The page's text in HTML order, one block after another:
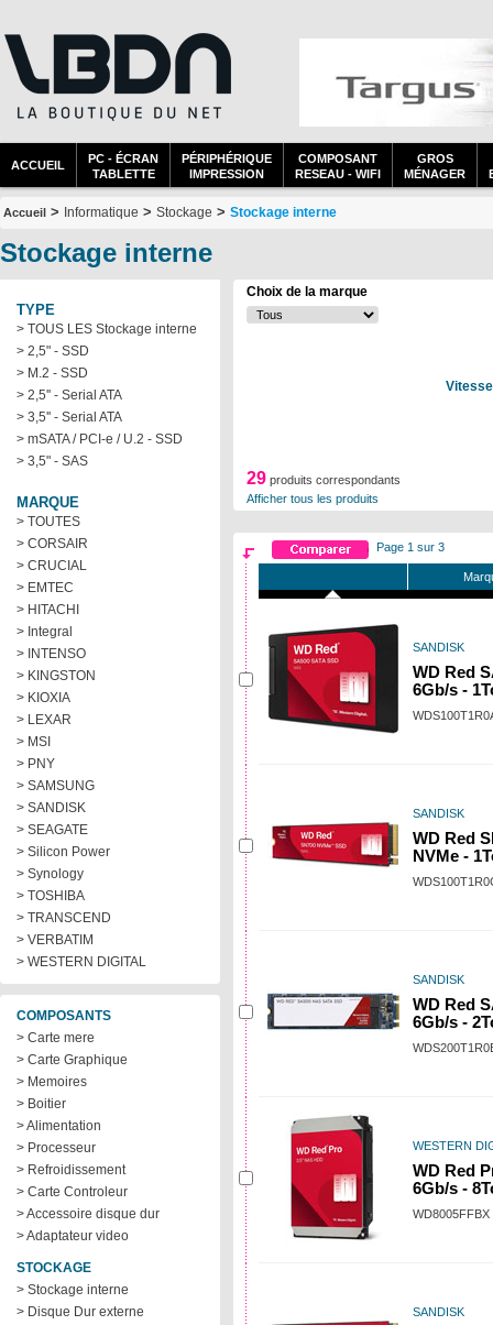
ACCUEIL
PC - ÉCRAN
TABLETTE
PÉRIPHÉRIQUE
IMPRESSION
COMPOSANT
RESEAU - WIFI
GROS
MÉNAGER
Accueil > Informatique > Stockage > Stockage interne
Stockage interne
TYPE
> TOUS LES Stockage interne
> 2,5" - SSD
> M.2 - SSD
> 2,5'' - Serial ATA
> 3,5'' - Serial ATA
> mSATA / PCI-e / U.2 - SSD
> 3,5" - SAS
MARQUE
> TOUTES
> CORSAIR
> CRUCIAL
> EMTEC
> HITACHI
> Integral
> INTENSO
> KINGSTON
> KIOXIA
> LEXAR
> MSI
> PNY
> SAMSUNG
> SANDISK
> SEAGATE
> Silicon Power
> Synology
> TOSHIBA
> TRANSCEND
> VERBATIM
> WESTERN DIGITAL
COMPOSANTS
> Carte mere
> Carte Graphique
> Memoires
> Boitier
> Alimentation
> Processeur
> Refroidissement
> Carte Controleur
> Accessoire disque dur
> Adaptateur video
STOCKAGE
> Stockage interne
> Disque Dur externe
Choix de la marque
29 produits correspondants
Afficher tous les produits
Page 1 sur 3
SANDISK
WD Red
6Gb/s -
SANDISK
WD Red
NVMe -
SANDISK
WD Red
6Gb/s -
WESTERN
WD Red
6Gb/s -
WD8005FFBX
SANDISK